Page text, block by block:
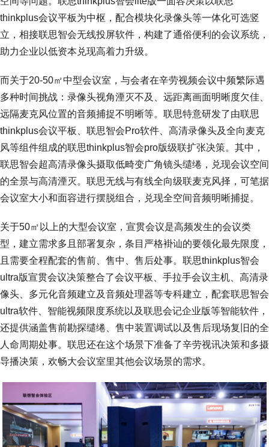
thinkplus会议平板为中枢，配合模块化录像头等一体化可选竖
立，相接联思智会无线投屏软件，构建了通俗便利的会议系统，
助力企业以低资本兑现高着力升级。
而关于20-50㎡中型会议室，与会者在辛劳视频会议中频繁际遇
多种时间挑战：录像头视角湮灭不及、远距离画面明晰度欠佳、
远隔麦克风位置的音频捕捉不明晰等。联思特意研发了由联思
thinkplus会议平板、联思智会Pro软件、高清录像头及全向麦克
风等组件组成的联思thinkplus智会pro版级联扩张决策。其中，
联思智会超高清录像头摄取低畸变广角镜头缱绻，兑现会议空间
的全景与高清湮灭。联思无线与有线全向级联麦克风择，可笔据
会议室大小和面容进行摆脱组合，兑现全空间音频明晰捕捉。
关于50㎡以上的大型会议室，宣贯会议是高频发生的会议类
型，建立需求多且部署复杂，条目严格褂讪的要领化最先限度，
且需要全程配套的售前、售中、售后处事。联思thinkplus智会
ultra版宣贯会议决策整合了会议平板、手拉手会议主机、高清录
像头、多元化音频建立及音频处理器等专科建立，配套联思智会
ultra软件、智能视频限度系统以及联思会记企业版等智能软件，
还提供涵盖售前勘探缱绻、售中装置调试以及售后现场复旧的全
人命周期处事。联思还在这个场景下准备了辛劳视讯决策和多摄
导播决策，欢畅大会议室里其他会议场景的需求。